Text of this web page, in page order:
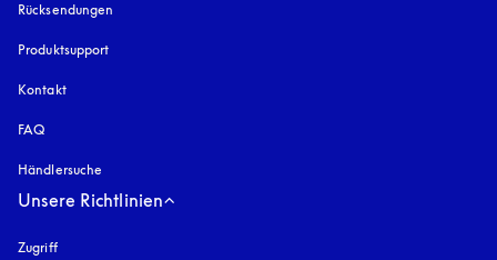
Rücksendungen
Produktsupport
Kontakt
FAQ
Händlersuche
Unsere Richtlinien
Zugrifföffnet sich in einem neuen Tab